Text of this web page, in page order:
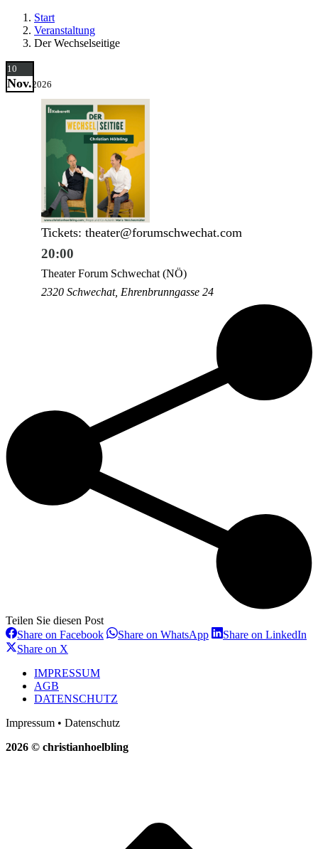
Start
Veranstaltung
Der Wechselseitige
10
Nov.2026
Tickets: theater@forumschwechat.com
20:00
Theater Forum Schwechat (NÖ)
2320 Schwechat, Ehrenbrunngasse 24
Teilen Sie diesen Post
Share on FacebookShareShare on WhatsAppShareShare on LinkedIn
Share on X
X
IMPRESSUM
AGB
DATENSCHUTZ
Impressum • Datenschutz
2026 © christianhoelbling